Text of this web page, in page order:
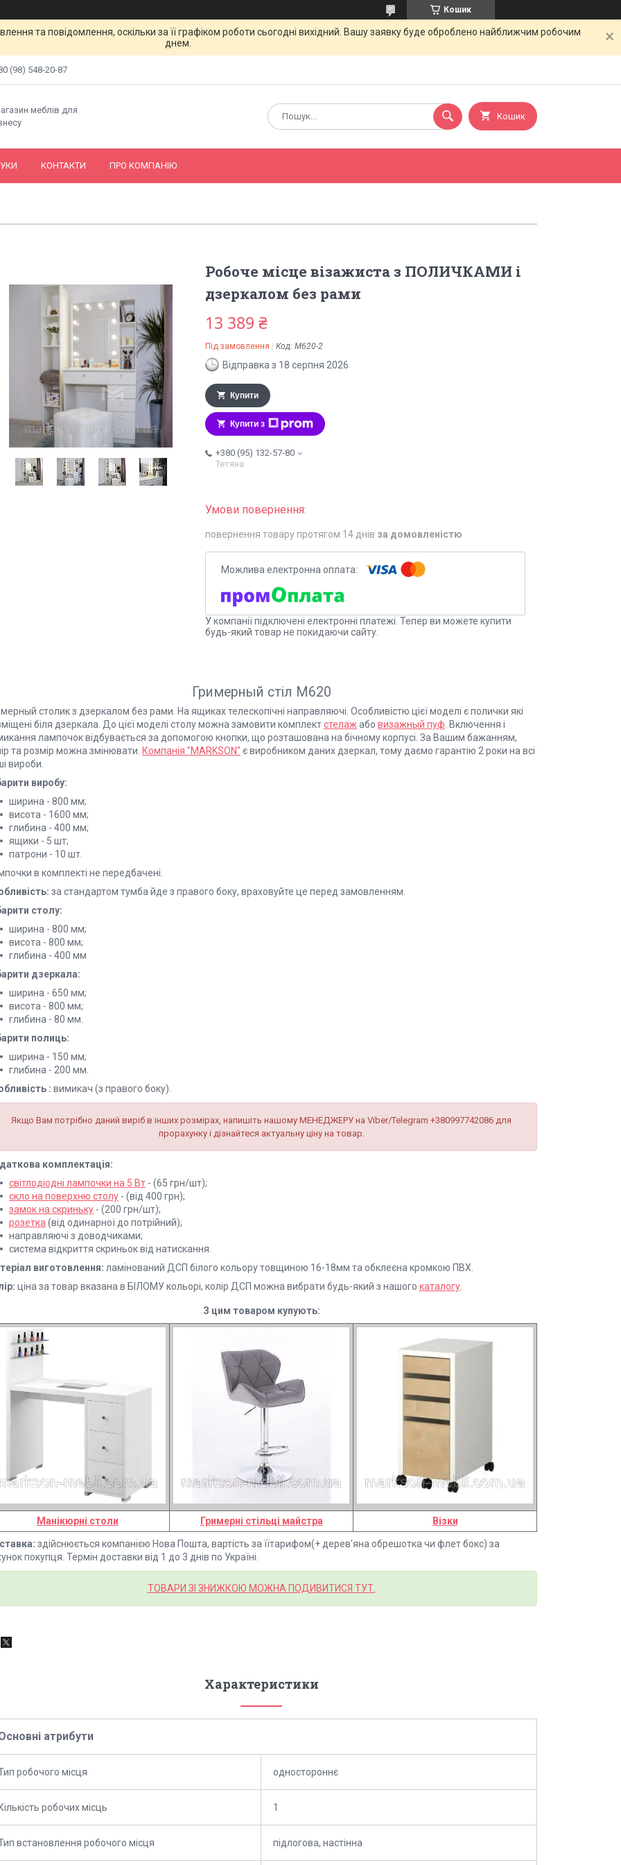
Кошик
та повідомлення, оскільки за її графіком роботи сьогодні вихідний. Вашу заявку буде оброблено найближчим робочим
днем.
(98) 548-20-87
меблів для
Кошик
КОНТАКТИ ПРО КОМПАНІЮ
Робоче місце візажиста з ПОЛИЧКАМИ і
дзеркалом без рами
13 389 ₴
Під замовлення Код: М620-2
Відправка з 18 серпня 2026
Купити
Купити з
+380 (95) 132-57-80
Тетяна
повернення товару протягом 14 днів за домовленістю
У компанії підключені електронні платежі. Тепер ви можете купити
будь-який товар не покидаючи сайту.
Гримерный стіл М620
столик з дзеркалом без рами. На ящиках телескопічні направляючі. Особливістю цієї моделі є полички які
біля дзеркала. До цієї моделі столу можна замовити комплектстелаж або визажный пуф . Включення і
лампочок відбувається за допомогою кнопки, що розташована на бічному корпусі. За Вашим бажанням,
та розмір можна змінювати. Компанія "MARKSON" є виробником даних дзеркал, тому даємо гарантію 2 роки на всі
вироби.
виробу:
ширина - 800 мм;
висота - 1600 мм;
глибина - 400 мм;
ящики - 5 шт;
патрони - 10 шт.
в комплекті не передбачені.
за стандартом тумба йде з правого боку, враховуйте це перед замовленням.
столу:
ширина - 800 мм;
висота - 800 мм;
глибина - 400 мм
дзеркала:
ширина - 650 мм;
висота - 800 мм;
глибина - 80 мм.
полиць:
ширина - 150 мм;
глибина - 200 мм.
: вимикач (з правого боку).
Якщо Вам потрібно даний виріб в інших розмірах, напишіть нашому МЕНЕДЖЕРУ на Viber/Telegram +380997742086 для
прорахунку і дізнайтеся актуальну ціну на товар.
комплектація:
світлодіодні лампочки на 5 Вт - (65 грн/шт);
скло на поверхню столу - (від 400 грн);
замок на скриньку - (200 грн/шт);
розетка (від одинарної до потрійний);
направляючі з доводчиками;
система відкриття скриньок від натискання.
виготовлення: ламінований ДСП білого кольору товщиною 16-18мм та обклеєна кромкою ПВХ.
ціна за товар вказана в БІЛОМУ кольорі, колір ДСП можна вибрати будь-який з нашого каталогу
З цим товаром купують:
Манікюрні столи Гримерні стільці майстра Візки
здійснюється компанією Нова Пошта, вартість за їїтарифом(+ дерев'яна обрешотка чи флет бокс) за
покупця. Термін доставки від 1 до 3 днів по Україні.
ТОВАРИ ЗІ ЗНИЖКОЮ МОЖНА ПОДИВИТИСЯ ТУТ.
Характеристики
атрибути
робочого місця одностороннє
робочих місць 1
встановлення робочого місця підлогова, настінна